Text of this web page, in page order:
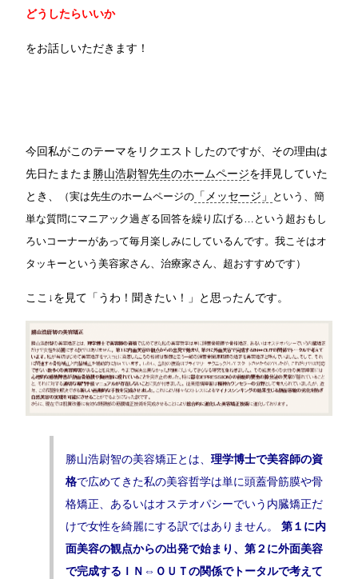
どうしたらいいか
をお話しいただきます！
今回私がこのテーマをリクエストしたのですが、その理由は
先日たまたま 勝山浩尉智先生のホームページを拝見していた
とき、
（実は先生のホームページの 「メッセージ」
という、簡
単な質問にマニアック過ぎる回答を繰り広げる…という超おもし
ろいコーナーがあって毎月楽しみにしているんです。我こそはオ
タッキーという美容家さん、治療家さん、超おすすめです）
ここ↓を見て「うわ！聞きたい！」と思ったんです。
勝山浩尉智の美容矯正とは、理学博士で美容師の資
格で広めてきた私の美容哲学は単に頭蓋骨筋膜や骨
格矯正、あるいはオステオパシーでいう内臓矯正だ
けで女性を綺麗にする訳ではありません。第１に内
面美容の観点からの出発で始まり、第２に外面美容
で完成するＩＮ⇔ＯＵＴの関係でトータルで考えて